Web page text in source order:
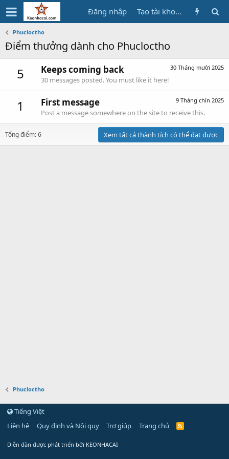
Đăng nhập Tạo tài khoản
Phucloctho
Điểm thưởng dành cho Phucloctho
5 30 Tháng mười 2025
Keeps coming back
30 messages posted. You must like it here!
1 9 Tháng chín 2025
First message
Post a message somewhere on the site to receive this.
Tổng điểm: 6 Xem tất cả thành tích có thể đạt được
Phucloctho
Tiếng Việt
Liên hệ
Quy định và Nội quy Trợ giúp Trang chủ
Diễn đàn được phát triển bởi KEONHACAI